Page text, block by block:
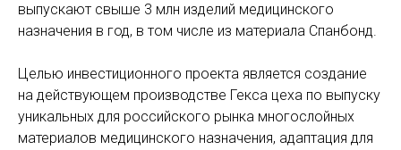
выпускают свыше 3 млн изделий медицинского
назначения в год, в том числе из материала Спанбонд.
Целью инвестиционного проекта является создание
на действующем производстве Гекса цеха по выпуску
уникальных для российского рынка многослойных
материалов медицинского назначения, адаптация для